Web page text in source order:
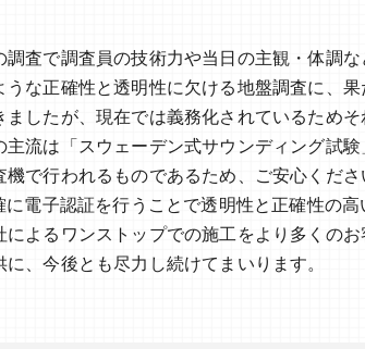
査で調査員の技術力や当日の主観・体調
な正確性と透明性に欠ける地盤調査に、
したが、現在では義務化されているためそ
流は「スウェーデン式サウンディング試
で行われるものであるため、ご安心くだ
電子認証を行うことで透明性と正確性の
よるワンストップでの施工をより多くの
、今後とも尽力し続けてまいります。